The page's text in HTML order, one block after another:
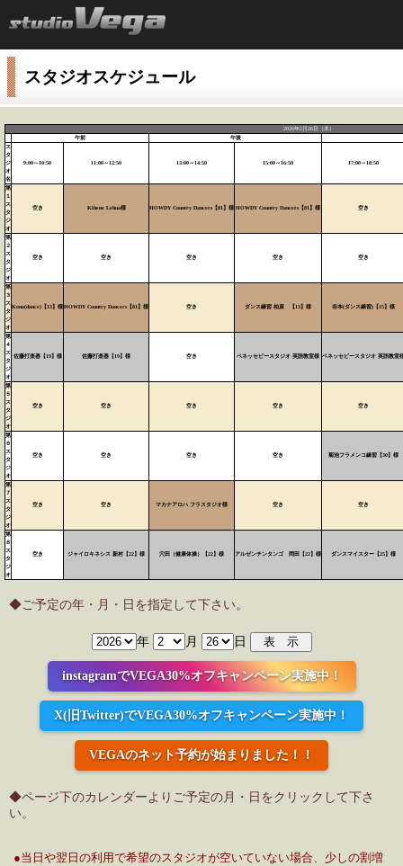
スタジオスケジュール
2026年2月26日（木）
午前
午後
ス
タ
ジ
オ
名
9:00～10:50 11:00～12:50 13:00～14:50 15:00～16:50 17:00～18:50
第
１
ス
タ
ジ
オ
空き Kihene Lehua様 HOWDY Country Dancers【81】様 HOWDY Country Dancers【81】様 空き
第
２
ス
タ
ジ
オ
空き 空き 空き 空き 空き
第
３
ス
タ
ジ
オ
Kono(dance)【13】様 HOWDY Country Dancers【81】様 空き ダンス練習 柏原 【13】様 谷本(ダンス練習)【15】様
第
４
ス
タ
ジ
オ
佐藤打楽器【19】様 佐藤打楽器【19】様 空き ベネッセビースタジオ 英語教室様 ベネッセビースタジオ 英語教室
第
５
ス
タ
ジ
オ
空き 空き 空き 空き 空き
第
６
ス
タ
ジ
オ
空き 空き 空き 空き 菊池フラメンコ練習【30】様
第
７
ス
タ
ジ
オ
空き 空き マカナアロハ フラスタジオ様 空き 空き
第
８
ス
タ
ジ
オ
空き ジャイロキネシス 新村【22】様 穴田（健康体操）【22】様 アルゼンチンタンゴ 岡田【22】様 ダンスマイスター【25】様
◆ご予定の年・月・日を指定して下さい。
年 月 日
instagramでVEGA30%オフキャンペーン実施中！
X(旧Twitter)でVEGA30%オフキャンペーン実施中！
VEGAのネット予約が始まりました！！
◆ページ下のカレンダーよりご予定の月・日をクリックして下さ
い。
●当日や翌日の利用で希望のスタジオが空いていない場合、少しの割増